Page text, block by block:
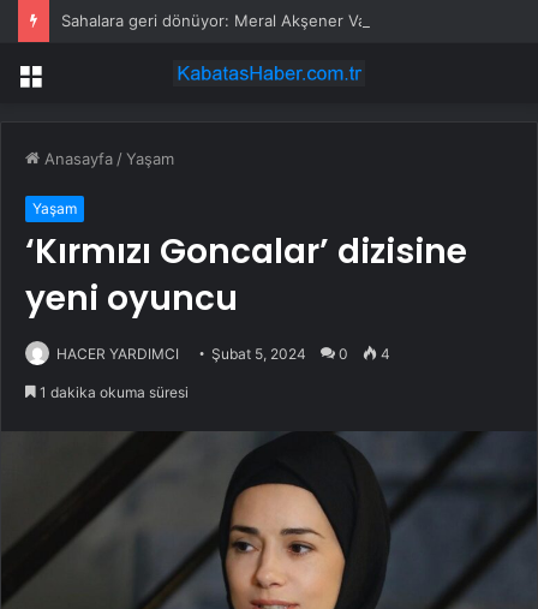
Menü
Anasayfa /Yaşam
Yaşam
‘Kırmızı Goncalar’ dizisine
yeni oyuncu
HACER YARDIMCI Şubat 5, 2024 0 4
1 dakika okuma süresi